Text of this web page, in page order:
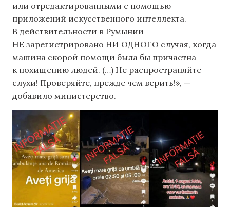
или отредактированными с помощью
приложений искусственного интеллекта.
В действительности в Румынии
НЕ зарегистрировано НИ ОДНОГО случая, когда
машина скорой помощи была бы причастна
к похищению людей. (…) Не распространяйте
слухи! Проверяйте, прежде чем верить!», —
добавило министерство.